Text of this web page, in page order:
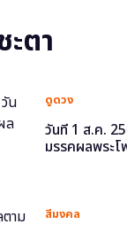
ตา
ดูดวง
วันที่ 1 ส.ค.
มรรคผลพระ
สีมงคล